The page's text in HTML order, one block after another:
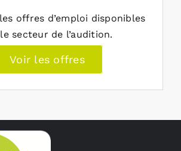
offres d’emploi disponibles
secteur de l’audition.
Voir les offres